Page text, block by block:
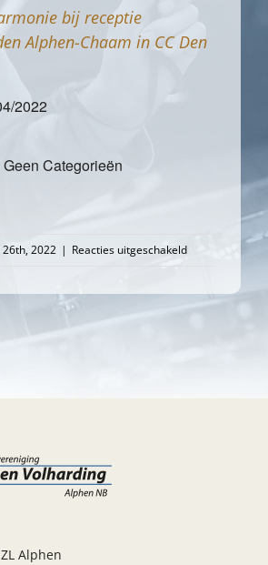
bij receptie
Alphen-Chaam in CC Den
2022
Geen Categorieën
2022 | Reacties uitgeschakeldvoor
harmonie
Alphen